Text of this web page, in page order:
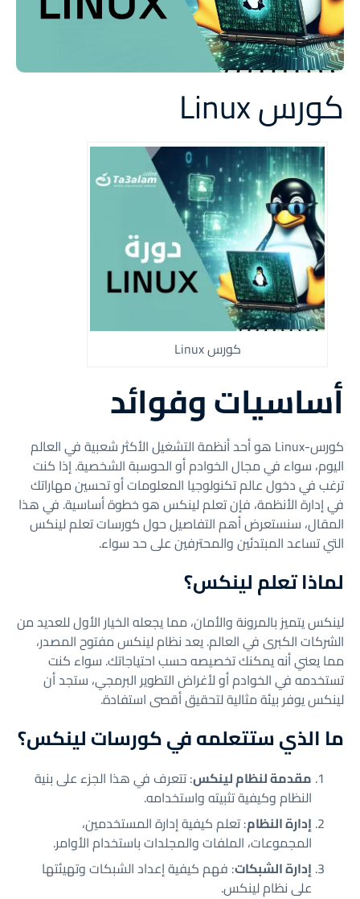
كورس Linux
كورس Linux
أساسيات وفوائد
كورس-Linux هو أحد أنظمة التشغيل الأكثر شعبية في العالم
اليوم، سواء في مجال الخوادم أو الحوسبة الشخصية. إذا كنت
ترغب في دخول عالم تكنولوجيا المعلومات أو تحسين مهاراتك
في إدارة الأنظمة، فإن تعلم لينكس هو خطوة أساسية. في هذا
المقال، سنستعرض أهم التفاصيل حول كورسات تعلم لينكس
التي تساعد المبتدئين والمحترفين على حد سواء.
لماذا تعلم لينكس؟
لينكس يتميز بالمرونة والأمان، مما يجعله الخيار الأول للعديد من
الشركات الكبرى في العالم. يعد نظام لينكس مفتوح المصدر،
مما يعني أنه يمكنك تخصيصه حسب احتياجاتك. سواء كنت
تستخدمه في الخوادم أو لأغراض التطوير البرمجي، ستجد أن
لينكس يوفر بيئة مثالية لتحقيق أقصى استفادة.
ما الذي ستتعلمه في كورسات لينكس؟
مقدمة لنظام لينكس: تتعرف في هذا الجزء على بنية
النظام وكيفية تثبيته واستخدامه.
إدارة النظام: تعلم كيفية إدارة المستخدمين،
المجموعات، الملفات والمجلدات باستخدام الأوامر.
إدارة الشبكات: فهم كيفية إعداد الشبكات وتهيئتها
على نظام لينكس.